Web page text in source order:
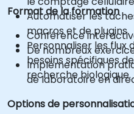
Automatiser les
macros et de plugins.
Personnaliser les flux
besoins spécifiques
recherche biologique.
Format de la formation
Conférence
De nombreux
Implémentation
de laboratoire en
Options de